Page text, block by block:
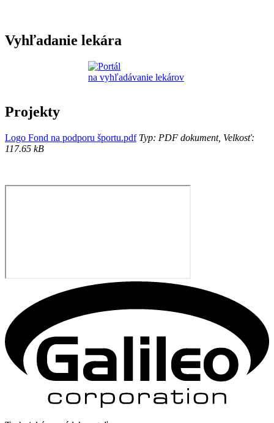
Vyhľadanie lekára
Projekty
Logo Fond na podporu športu.pdfTyp: PDF dokument, Velkosť:
117.65 kB